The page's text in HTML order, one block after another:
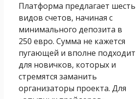
Платформа предлагает шесть
видов счетов, начиная с
минимального депозита в
250 евро. Сумма не кажется
пугающей и вполне подходит
для новичков, которых и
стремятся заманить
организаторы проекта. Для